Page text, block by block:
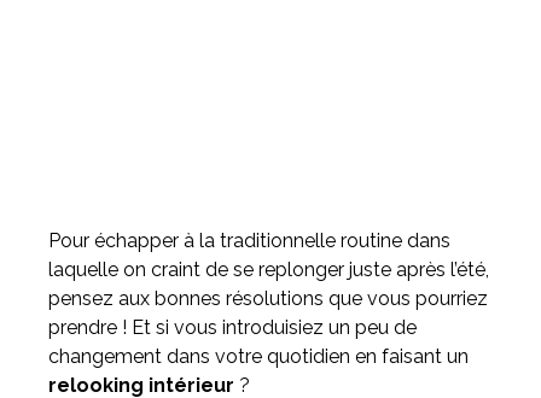
Inspirez-vous du catalogue
Personnalisez nos modèles pour créer le meuble qui vous
ressemble.
Meuble d'angle
Pour échapper à la traditionnelle routine dans
laquelle on craint de se replonger juste après l’été,
pensez aux bonnes résolutions que vous pourriez
prendre ! Et si vous introduisiez un peu de
changement dans votre quotidien en faisant un
relooking intérieur ?